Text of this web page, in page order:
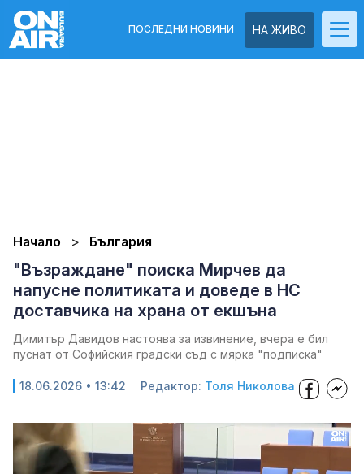
НА ЖИВО
ПОСЛЕДНИ НОВИНИ
Начало България
"Възраждане" поиска Мирчев да
напусне политиката и доведе в НС
доставчика на храна от екшъна
Димитър Давидов настоява за извинение, вчера е бил
пуснат от Софийския градски съд с мярка "подписка"
18.06.2026 • 13:42 Редактор: Толя Николова